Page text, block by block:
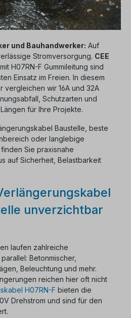
und Bauhandwerker: Auf
Stromversorgung. CEE
mit H07RN-F Gummileitung sind
Einsatz im Freien. In diesem
vergleichen wir 16A und 32A
Schutzarten und
für Ihre Projekte.
Baustelle, beste
oder langlebige
Sie praxisnahe
auf Sicherheit, Belastbarkeit
unverzichtbar
laufen zahlreiche
Betonmischer,
Beleuchtung und mehr.
reichen hier oft nicht
H07RN-F bieten die
Drehstrom und sind für den